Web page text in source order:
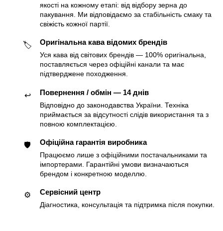
якості на кожному етапі: від відбору зерна до
пакування. Ми відповідаємо за стабільність смаку та
свіжість кожної партії.
🏷 Оригінальна кава відомих брендів
Уся кава від світових брендів — 100% оригінальна,
поставляється через офіційні канали та має
підтверджене походження.
↩️ Повернення / обмін — 14 днів
Відповідно до законодавства України. Техніка
приймається за відсутності слідів використання та з
повною комплектацією.
🛡 Офіційна гарантія виробника
Працюємо лише з офіційними постачальниками та
імпортерами. Гарантійні умови визначаються
брендом і конкретною моделлю.
⚙️ Сервісний центр
Діагностика, консультація та підтримка після покупки.